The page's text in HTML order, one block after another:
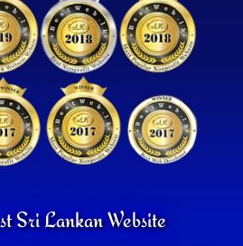
Sri Lankan Website